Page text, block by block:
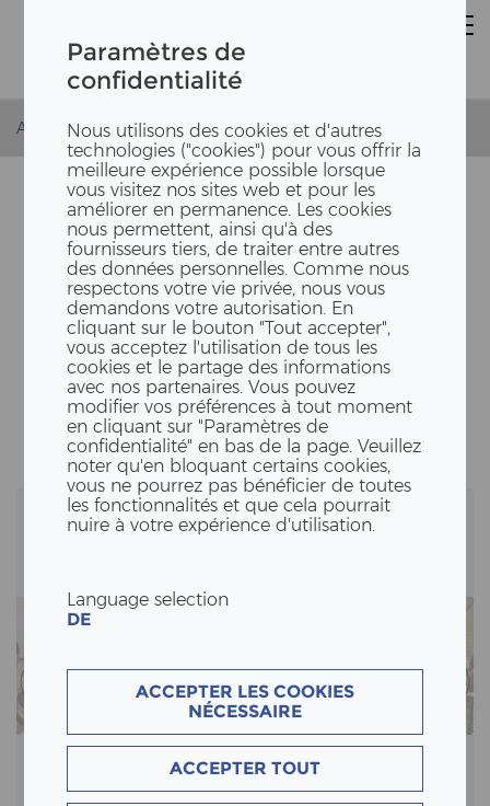
Paramètres de
confidentialité
Nous utilisons des cookies et d'autres
technologies ("cookies") pour vous offrir la
meilleure expérience possible lorsque
vous visitez nos sites web et pour les
améliorer en permanence. Les cookies
nous permettent, ainsi qu'à des
fournisseurs tiers, de traiter entre autres
des données personnelles. Comme nous
respectons votre vie privée, nous vous
demandons votre autorisation. En
cliquant sur le bouton "Tout accepter",
vous acceptez l'utilisation de tous les
cookies et le partage des informations
avec nos partenaires. Vous pouvez
modifier vos préférences à tout moment
en cliquant sur "Paramètres de
confidentialité" en bas de la page. Veuillez
noter qu'en bloquant certains cookies,
vous ne pourrez pas bénéficier de toutes
les fonctionnalités et que cela pourrait
nuire à votre expérience d'utilisation.
Language selection
DE
ACCEPTER LES COOKIES
NÉCESSAIRE
ACCEPTER TOUT
Accueil Actualités Nationaler Zukunftstag 2024
FUTUR EN TOUS GEN­RES
2024